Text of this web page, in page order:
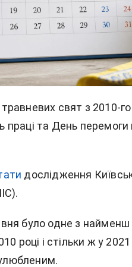
свят з 2010-
праці та День
дослідження
було одне з
році і стільки ж у